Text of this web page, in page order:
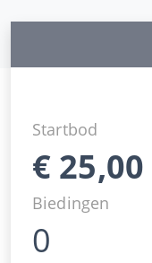
Startbod
€ 25,00
Biedingen
0